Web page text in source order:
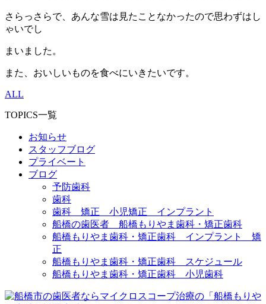
さらっさらで、あんな雪は見たことなかったので思わずはし
ゃいでし
まいました。
また、おいしいものを食べにいきたいです。
ALL
TOPICS一覧
お知らせ
スタッフブログ
プライベート
ブログ
予防歯科
歯科
歯科 矯正 小児矯正 インプラント
船橋の歯医者 船橋もりやま歯科・矯正歯科
船橋もりやま歯科・矯正歯科 インプラント 矯
正
船橋もりやま歯科・矯正歯科 スケジュール
船橋もりやま歯科・矯正歯科 小児歯科